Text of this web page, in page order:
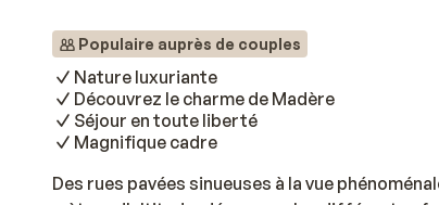
Populaire auprès de couples
Nature luxuriante
Découvrez le charme de Madère
Séjour en toute liberté
Magnifique cadre
Des rues pavées sinueuses à la vue